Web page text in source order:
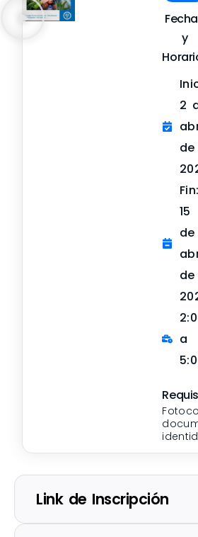
Link de Inscripción
y
2
de
Fin:
15
de
de
a